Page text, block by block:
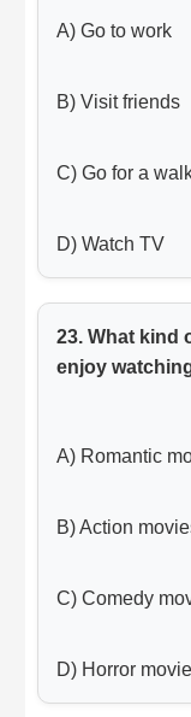
A) Go to work
B) Visit friends
C) Go for a
D) Watch TV
23. What kind
enjoy
A) Romantic
B) Action
C) Comedy
D) Horror